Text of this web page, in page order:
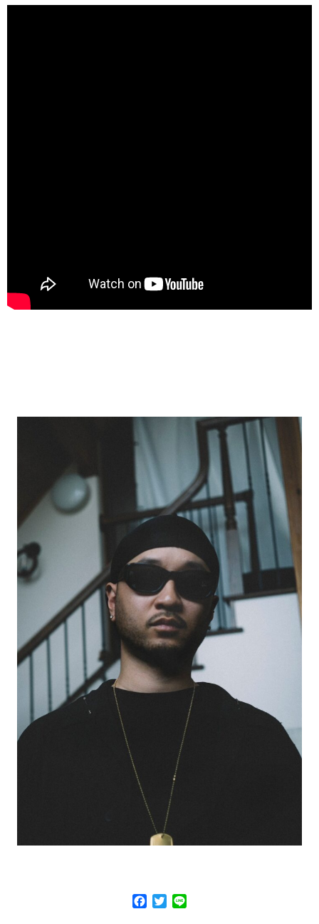
Facebook
Twitter